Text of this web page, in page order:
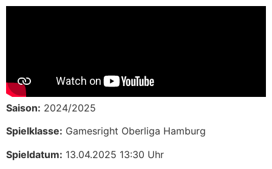
Saison: 2024/2025
Spielklasse: Gamesright Oberliga Hamburg
Spieldatum: 13.04.2025 13:30 Uhr